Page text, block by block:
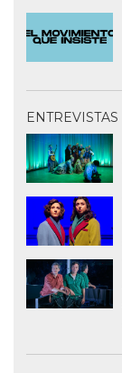
ENTREVISTAS